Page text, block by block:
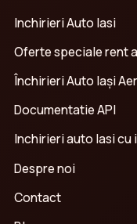
Inchirieri Auto Iasi
Oferte speciale rent
Închirieri Auto Iași
Documentatie API
Inchirieri auto Iasi
Despre noi
Contact